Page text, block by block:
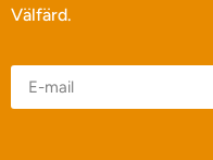
Välfärd.